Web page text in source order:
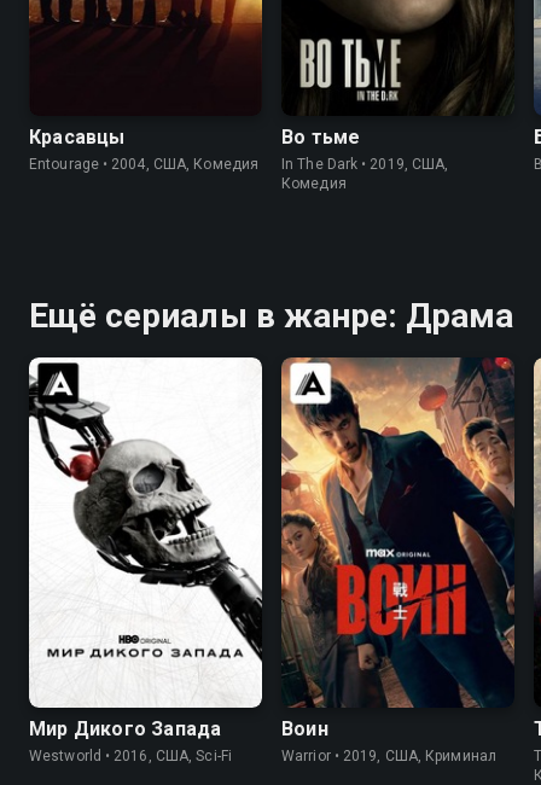
Красавцы
Entourage • 2004, США, Комедия
7.4 7.5
Во тьме
In The Dark • 2019, США,
Комедия
Ещё сериалы в жанре: Драма
Мир Дикого Запада
Westworld • 2016, США, Sci-Fi
8.2 8.4
Воин
Warrior • 2019, США, Криминал